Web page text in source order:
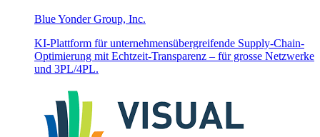
Blue Yonder Group, Inc.
KI-Plattform für unternehmensübergreifende Supply-Chain-
Optimierung mit Echtzeit-Transparenz – für grosse Netzwerke
und 3PL/4PL.